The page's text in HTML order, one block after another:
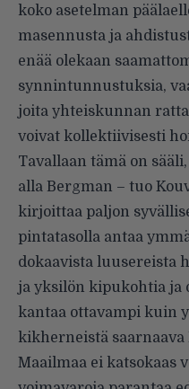
koko asetelman
masennusta ja
enää olekaan
synnintunnustuksia,
joita yhteiskunnan
voivat kollektiivisesti
Tavallaan tämä on
alla Bergman – tuo
kirjoittaa paljon
pintatasolla antaa
dokaavista luusereista
ja yksilön kipukohtia ja
kantaa ottavampi kuin
kikherneistä
Maailmaa ei katsokaas